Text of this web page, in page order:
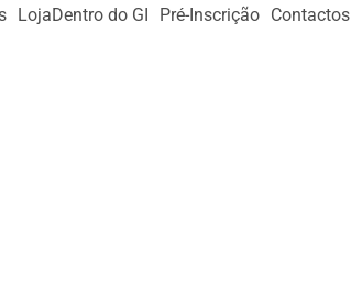
LojaDentro do GI Pré-Inscrição Contactos